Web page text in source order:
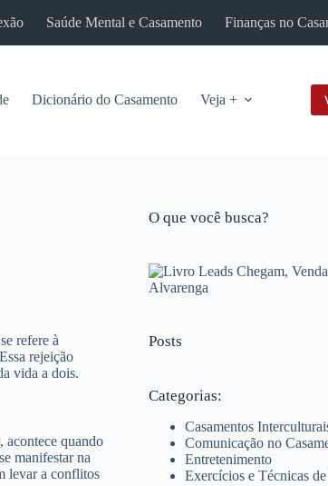
Saúde Mental e Casamento Finanças no
Dicionário do Casamento Veja +
refere à
rejeição
vida a dois.
acontece quando
manifestar na
levar a conflitos
O que você busca?
Posts
Categorias:
Casamentos
Comunicação no
Entretenimento
Exercícios e Técnicas